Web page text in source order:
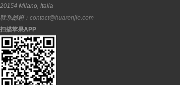
20154 Milano, Italia
联系邮箱： contact@huarenjie.com
扫描苹果APP